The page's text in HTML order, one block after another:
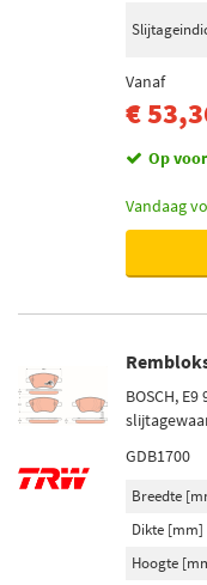
Vanaf
€
Op
Vandaag
BOSCH,
GDB1700
Breedte
Dikte [mm]
Hoogte